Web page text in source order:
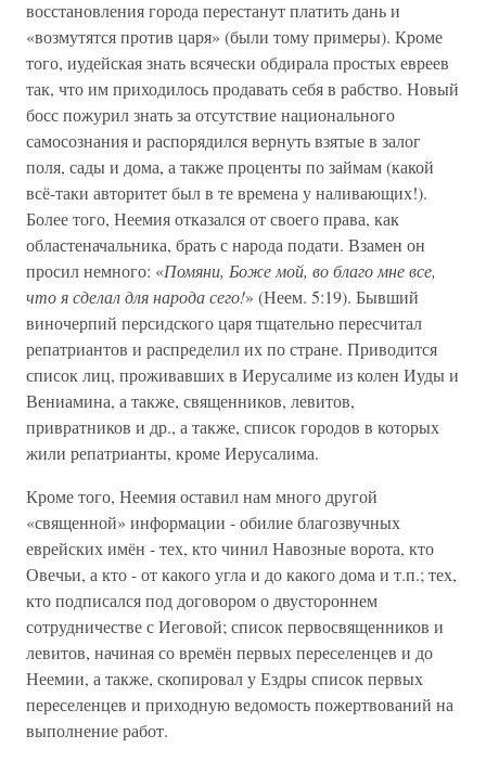
восстановления города перестанут платить дань и
«возмутятся против царя» (были тому примеры). Кроме
того, иудейская знать всячески обдирала простых евреев
так, что им приходилось продавать себя в рабство. Новый
босс пожурил знать за отсутствие национального
самосознания и распорядился вернуть взятые в залог
поля, сады и дома, а также проценты по займам (какой
всё-таки авторитет был в те времена у наливающих!).
Более того, Неемия отказался от своего права, как
областеначальника, брать с народа подати. Взамен он
просил немного: «Помяни, Боже мой, во благо мне все,
что я сделал для народа сего!» (Неем. 5:19). Бывший
виночерпий персидского царя тщательно пересчитал
репатриантов и распределил их по стране. Приводится
список лиц, проживавших в Иерусалиме из колен Иуды и
Вениамина, а также, священников, левитов,
привратников и др., а также, список городов в которых
жили репатрианты, кроме Иерусалима.
Кроме того, Неемия оставил нам много другой
«священной» информации - обилие благозвучных
еврейских имён - тех, кто чинил Навозные ворота, кто
Овечьи, а кто - от какого угла и до какого дома и т.п.; тех,
кто подписался под договором о двустороннем
сотрудничестве с Иеговой; список первосвященников и
левитов, начиная со времён первых переселенцев и до
Неемии, а также, скопировал у Ездры список первых
переселенцев и приходную ведомость пожертвований на
выполнение работ.